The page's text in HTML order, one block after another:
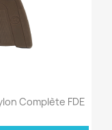
Complète FDE